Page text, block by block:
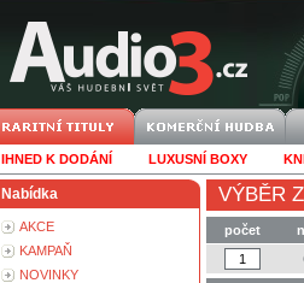
IHNED K DODÁNÍ LUXUSNÍ BOXY
Nabídka
AKCE
KAMPAŇ
NOVINKY
VÝBĚR
počet